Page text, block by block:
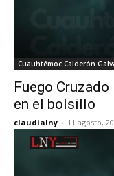
Cuauhtémoc Calderón
Fuego
en el bolsillo
claudialny - 11 agosto,